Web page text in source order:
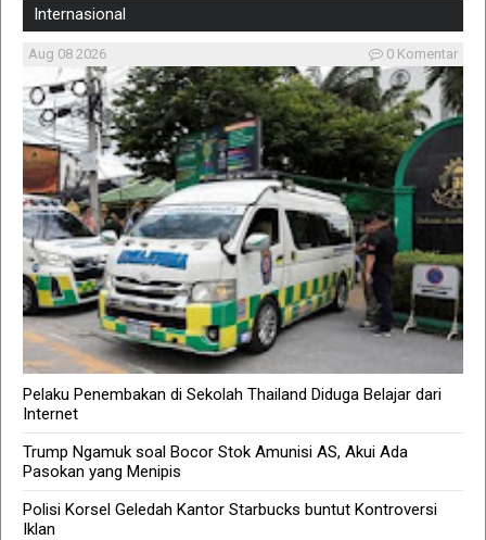
Internasional
Pelaku Penembakan di Sekolah Thailand Diduga Belajar dari
Internet
Aug 08 2026 0 Komentar
Trump Ngamuk soal Bocor Stok Amunisi AS, Akui Ada
Pasokan yang Menipis
Polisi Korsel Geledah Kantor Starbucks buntut Kontroversi
Iklan